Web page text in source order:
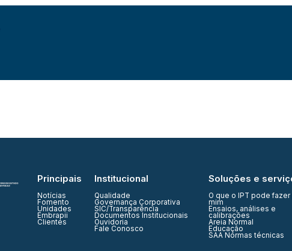
Principais
Notícias
Fomento
Unidades
Embrapii
Clientes
Institucional
Qualidade
Governança Corporativa
SIC/Transparência
Documentos Institucionais
Ouvidoria
Fale Conosco
Soluções e
O que o IPT pode fazer
mim
Ensaios, análises e
calibrações
Areia Normal
Educação
SAA Normas técnicas